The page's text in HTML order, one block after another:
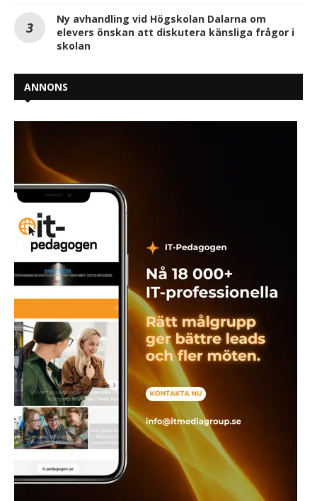
Ny avhandling vid Högskolan Dalarna om
elevers önskan att diskutera känsliga frågor i
skolan
ANNONS